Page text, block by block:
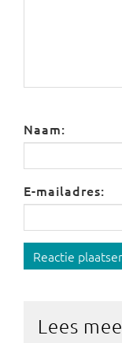
Naam:
E-mailadres:
Reactie
Lees